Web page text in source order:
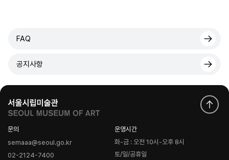
FAQ
공지사항
문의
semaaa@seoul.go.kr
02-2124-7400
운영시간
화-금 : 오전 10시-오후 8시
토/일/공휴일